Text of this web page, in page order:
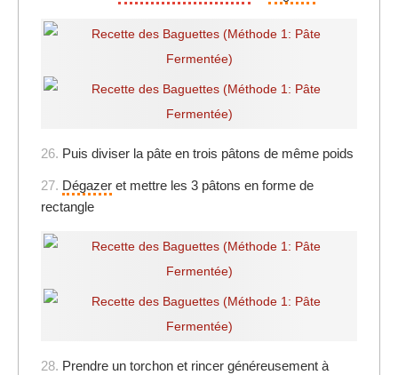
26. Puis diviser la pâte en trois pâtons de même poids
27. Dégazer et mettre les 3 pâtons en forme de
rectangle
28. Prendre un torchon et rincer généreusement à